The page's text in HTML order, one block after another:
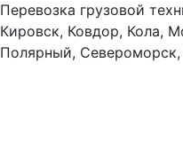
Перевозка грузовой
Кировск, Ковдор, Кола,
Полярный,